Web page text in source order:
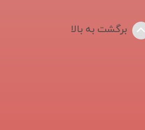
برگشت به بالا